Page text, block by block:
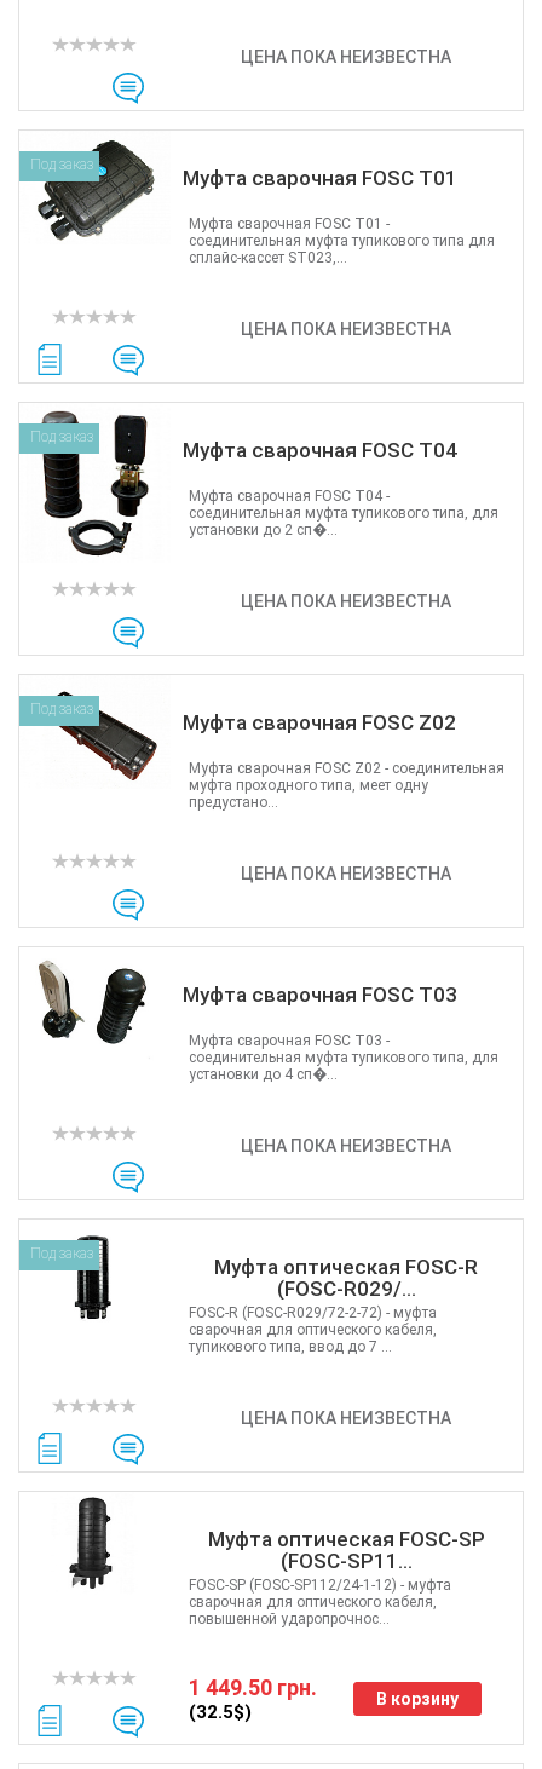
ЦЕНА ПОКА НЕИЗВЕСТНА
Муфта сварочная FOSC T01
Под заказ
ЦЕНА ПОКА НЕИЗВЕСТНА
Муфта сварочная FOSC T01 -
соединительная муфта тупикового типа для
сплайс-кассет ST023,...
Муфта сварочная FOSC T04
Под заказ
ЦЕНА ПОКА НЕИЗВЕСТНА
Муфта сварочная FOSC T04 -
соединительная муфта тупикового типа, для
установки до 2 сп�...
Муфта сварочная FOSC Z02
Под заказ
ЦЕНА ПОКА НЕИЗВЕСТНА
Муфта сварочная FOSC Z02 - соединительная
муфта проходного типа, меет одну
предустано...
Муфта сварочная FOSC T03
ЦЕНА ПОКА НЕИЗВЕСТНА
Муфта сварочная FOSC T03 -
соединительная муфта тупикового типа, для
установки до 4 сп�...
Муфта оптическая FOSC-R
(FOSC-R029/...
Под заказ
ЦЕНА ПОКА НЕИЗВЕСТНА
FOSC-R (FOSC-R029/72-2-72) - муфта
сварочная для оптического кабеля,
тупикового типа, ввод до 7 ...
Муфта оптическая FOSC-SP
(FOSC-SP11...
1 449.50 грн.
(32.5$)
В корзину
FOSC-SP (FOSC-SP112/24-1-12) - муфта
сварочная для оптического кабеля,
повышенной ударопрочнос...